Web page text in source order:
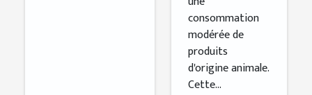
consommation
modérée de
produits
d'origine animale.
Cette...